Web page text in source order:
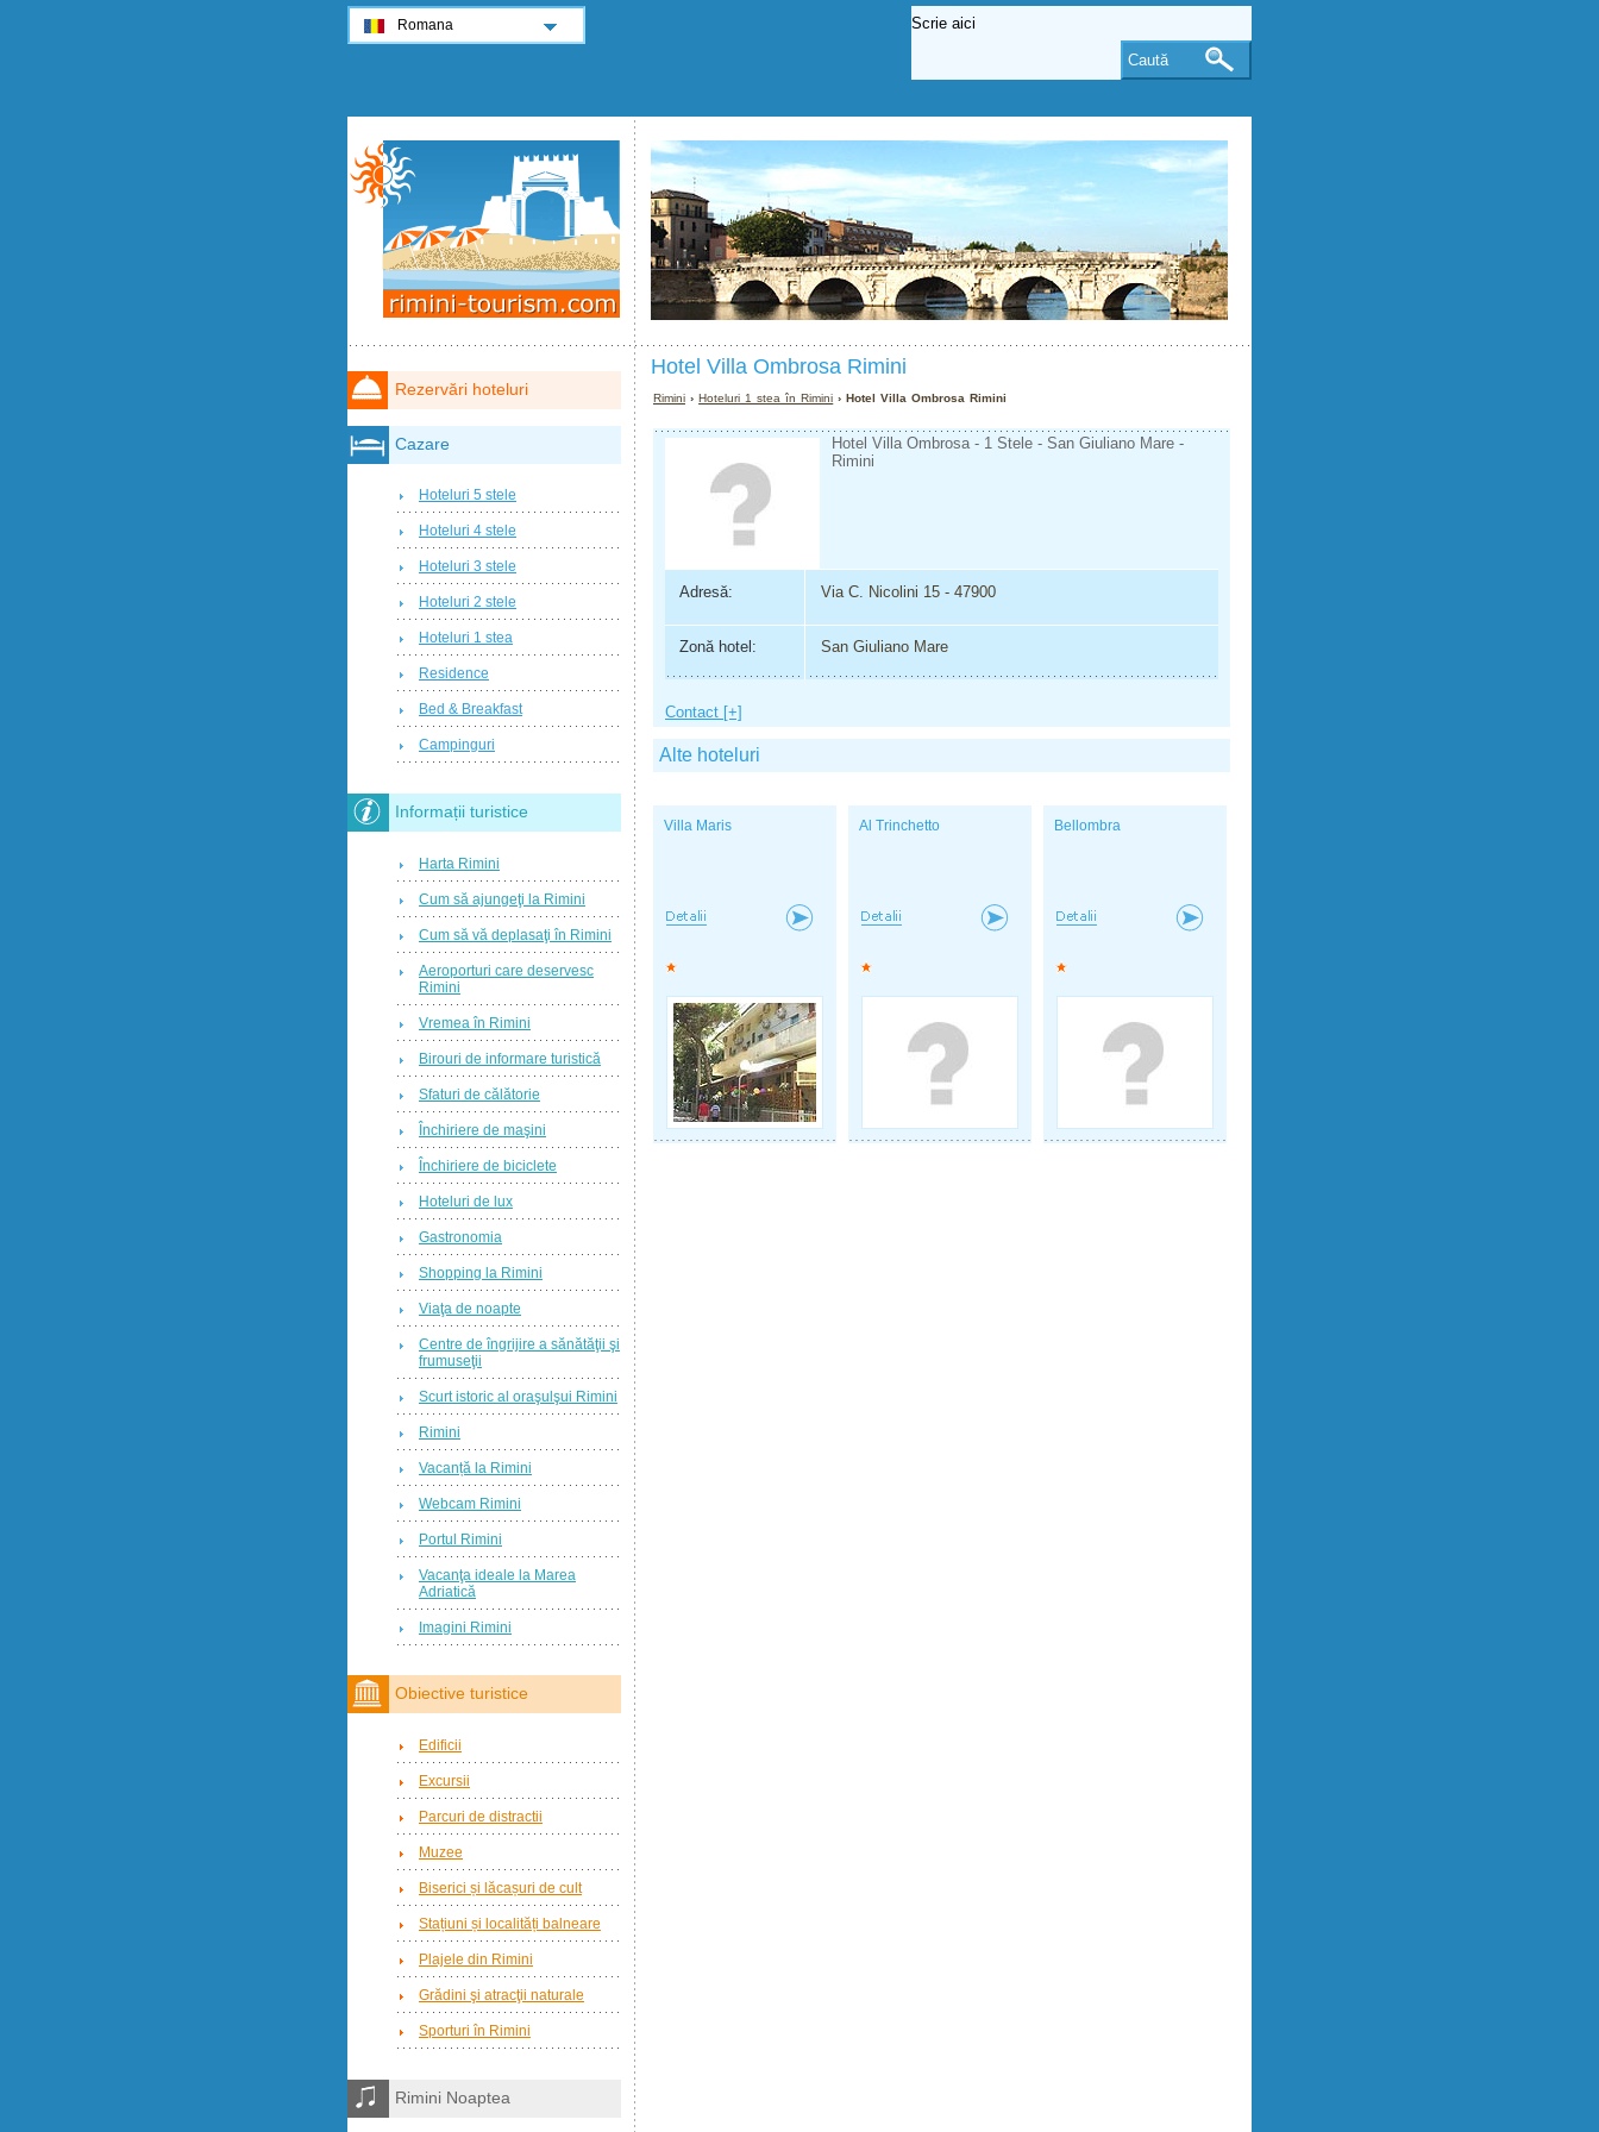
Hotel Villa Ombrosa Rimini
Rimini ›Hoteluri 1 stea în Rimini › Hotel Villa Ombrosa Rimini
Hotel Villa Ombrosa - 1 Stele - San Giuliano Mare -
Rimini
Adresă: Via C. Nicolini 15 - 47900
Zonă hotel: San Giuliano Mare
Contact [+]
Alte hoteluri
Villa Maris Al Trinchetto Bellombra
Rezervări hoteluri
Cazare
Hoteluri 5 stele
Hoteluri 4 stele
Hoteluri 3 stele
Hoteluri 2 stele
Hoteluri 1 stea
Residence
Bed & Breakfast
Campinguri
Informații turistice
Harta Rimini
Cum să ajungeţi la Rimini
Cum să vă deplasaţi în Rimini
Aeroporturi care deservesc
Rimini
Vremea în Rimini
Birouri de informare turistică
Sfaturi de călătorie
Închiriere de maşini
Închiriere de biciclete
Hoteluri de lux
Gastronomia
Shopping la Rimini
Viaţa de noapte
Centre de îngrijire a sănătăţii şi
frumuseţii
Scurt istoric al oraşulşui Rimini
Rimini
Vacanță la Rimini
Webcam Rimini
Portul Rimini
Vacanţa ideale la Marea
Adriatică
Imagini Rimini
Obiective turistice
Edificii
Excursii
Parcuri de distractii
Muzee
Biserici și lăcașuri de cult
Stațiuni și localități balneare
Plajele din Rimini
Grădini şi atracţii naturale
Sporturi în Rimini
Rimini Noaptea
Romana
Caută